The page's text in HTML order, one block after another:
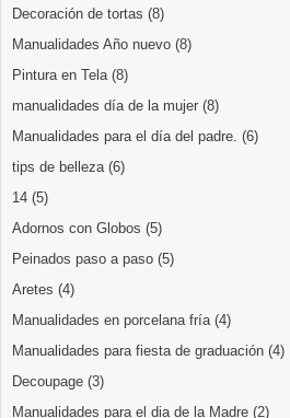
Decoración de tortas (8)
Manualidades Año nuevo (8)
Pintura en Tela (8)
manualidades día de la mujer (8)
Manualidades para el día del padre. (6)
tips de belleza (6)
14 (5)
Adornos con Globos (5)
Peinados paso a paso (5)
Aretes (4)
Manualidades en porcelana fría (4)
Manualidades para fiesta de graduación (4)
Decoupage (3)
Manualidades para el dia de la Madre (2)